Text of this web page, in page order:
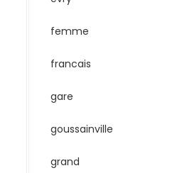
femme
francais
gare
goussainville
grand